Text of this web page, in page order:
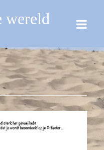
wereld